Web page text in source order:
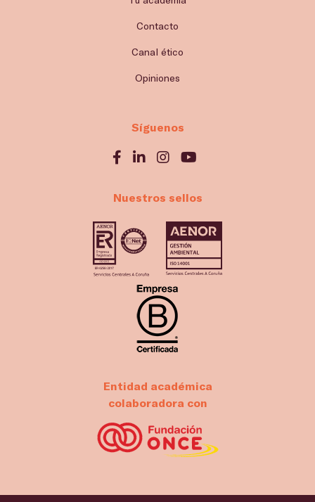
Contacto
Canal ético
Opiniones
Síguenos
Nuestros sellos
Entidad académica
colaboradora con